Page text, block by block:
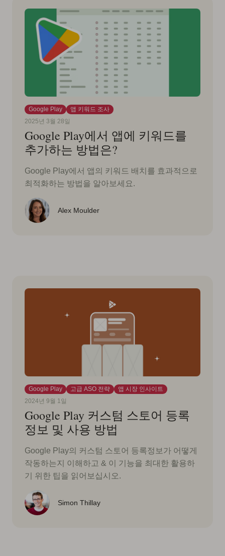
Google Play
앱 키워드 조사
2025년 3월 28일
Google Play에서 앱에 키워드를
추가하는 방법은?
Google Play에서 앱의 키워드 배치를 효과적으로
최적화하는 방법을 알아보세요.
Alex Moulder
Google Play 고급 ASO 전략
앱 시장 인사이트
2024년 9월 1일
Google Play 커스텀 스토어 등록
정보 및 사용 방법
Google Play의 커스텀 스토어 등록정보가 어떻게
작동하는지 이해하고 & 이 기능을 최대한 활용하
기 위한 팁을 읽어보십시오.
Simon Thillay